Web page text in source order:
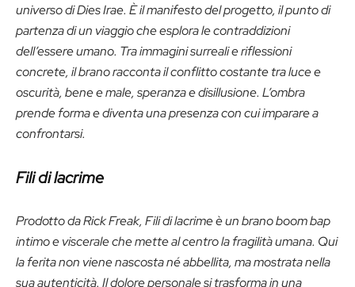
universo di Dies Irae. È il manifesto del progetto, il punto di
partenza di un viaggio che esplora le contraddizioni
dell’essere umano. Tra immagini surreali e riflessioni
concrete, il brano racconta il conflitto costante tra luce e
oscurità, bene e male, speranza e disillusione. L’ombra
prende forma e diventa una presenza con cui imparare a
confrontarsi.
Fili di lacrime
Prodotto da Rick Freak, Fili di lacrime è un brano boom bap
intimo e viscerale che mette al centro la fragilità umana. Qui
la ferita non viene nascosta né abbellita, ma mostrata nella
sua autenticità. Il dolore personale si trasforma in una